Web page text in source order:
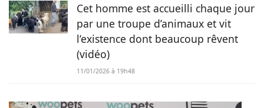
Cet homme est accueilli chaque jour
par une troupe d’animaux et vit
l’existence dont beaucoup rêvent
(vidéo)
11/01/2026 à 19h48